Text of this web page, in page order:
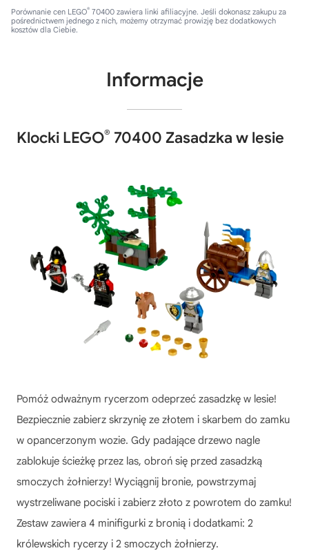
Porównanie cen LEGO® 70400 zawiera linki afiliacyjne. Jeśli dokonasz zakupu za
pośrednictwem jednego z nich, możemy otrzymać prowizję bez dodatkowych
kosztów dla Ciebie.
Informacje
Klocki LEGO® 70400 Zasadzka w lesie
Pomóż odważnym rycerzom odeprzeć zasadzkę w lesie!
Bezpiecznie zabierz skrzynię ze złotem i skarbem do zamku
w opancerzonym wozie. Gdy padające drzewo nagle
zablokuje ścieżkę przez las, obroń się przed zasadzką
smoczych żołnierzy! Wyciągnij bronie, powstrzymaj
wystrzeliwane pociski i zabierz złoto z powrotem do zamku!
Zestaw zawiera 4 minifigurki z bronią i dodatkami: 2
królewskich rycerzy i 2 smoczych żołnierzy.